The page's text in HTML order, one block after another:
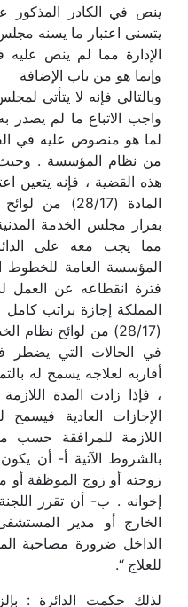
ينص في الكادر المذكور
يتسنى اعتبار ما يسنه
الإدارة مما لم ينص عليه
وإنما هو من باب الإضافة
وبالتالي فإنه لا يتأتى
واجب الاتباع ما لم يصدر
لما هو منصوص عليه في
من نظام المؤسسة . وحيث
هذه القضية ، فإنه يتعين
المادة (28/17)
مما يجب معه على
المؤسسة العامة للخطوط
فترة انقطاعه عن العمل
المملكة إجازة براتب
(28/17) من لوائح نظام
في الحالات التي يضطر
أقاربه لعلاجه يسمح له
، فإذا زادت المدة
الإجازات العادية
اللازمة للمرافقة حسب
بالشروط الآتية أ- أن
زوجته أو زوج الموظفة أو
إخوانه . ب- أن تقرر
الخارج أو مدير
الداخل ضرورة مصاحبة
للعلاج “.
لذلك حكمت الدائرة :